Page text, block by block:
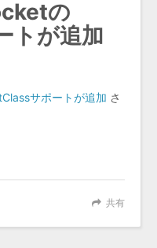
の
トが追加
サポートが追加 さ
共有